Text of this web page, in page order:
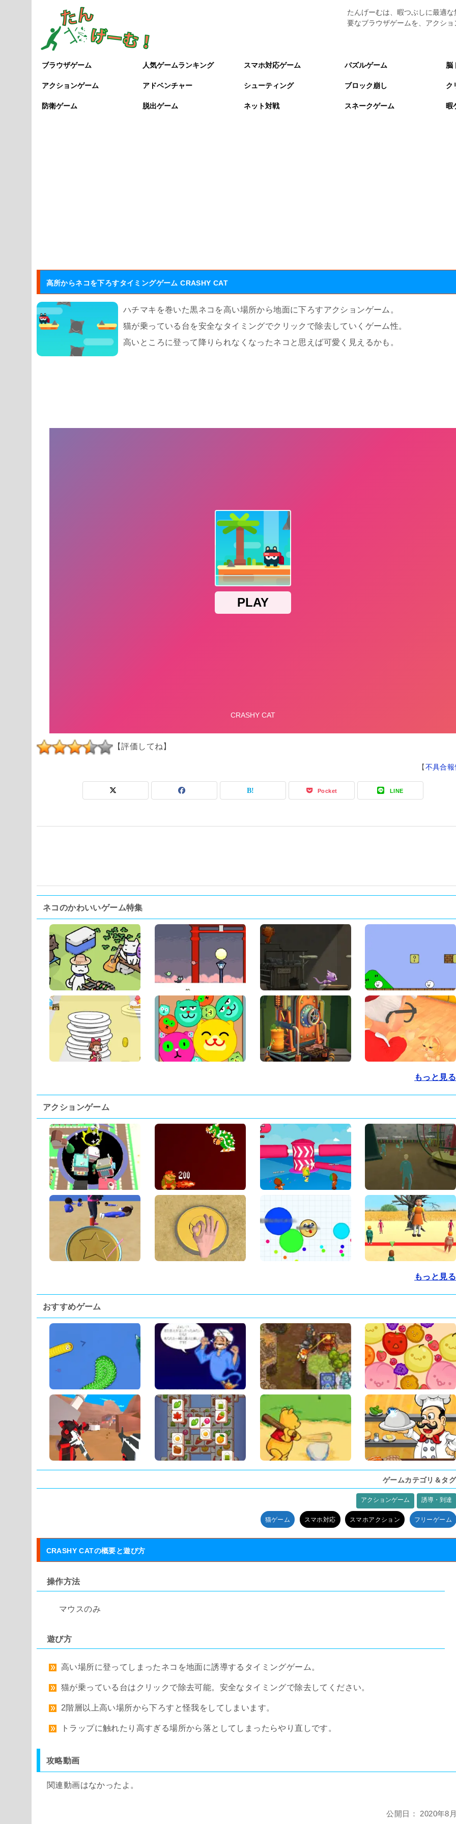
たんげーむは、暇つぶしに最適
要なブラウザゲームを、アクシ
ブラウザゲーム 人気ゲームランキング スマホ対応ゲーム パズルゲーム 脳
アクションゲーム アドベンチャー シューティング ブロック崩し ク
防衛ゲーム 脱出ゲーム ネット対戦 スネークゲーム 暇
高所からネコを下ろすタイミングゲーム CRASHY CAT
ハチマキを巻いた黒ネコを高い場所から地面に下ろすアクションゲーム。
猫が乗っている台を安全なタイミングでクリックで除去していくゲーム性。
高いところに登って降りられなくなったネコと思えば可愛く見えるかも。
【評価してね】
【不具合報
Pocket LINE
ネコのかわいいゲーム特集
もっと見る
アクションゲーム
もっと見る
おすすめゲーム
ゲームカテゴリ＆タグ
アクションゲーム 誘導・到達
猫ゲーム スマホ対応 スマホアクション フリーゲーム
CRASHY CATの概要と遊び方
操作方法
マウスのみ
遊び方
高い場所に登ってしまったネコを地面に誘導するタイミングゲーム。
猫が乗っている台はクリックで除去可能。安全なタイミングで除去してください。
2階層以上高い場所から下ろすと怪我をしてしまいます。
トラップに触れたり高すぎる場所から落としてしまったらやり直しです。
攻略動画
関連動画はなかったよ。
公開日： 2020年8